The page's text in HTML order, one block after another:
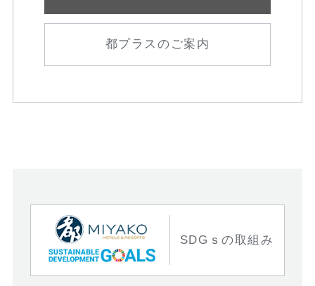
都プラスのご案内
SDGｓの取組み